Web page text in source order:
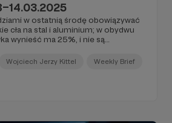
w ostatnią środę obowiązywać
cła na stal i aluminium; w obydwu
wynieść ma 25%, i nie są
zaostrzenie kursu w porównaniu
które to cła Trump nałożył
kadencji...
Wojciech Jerzy Kittel Weekly Brief